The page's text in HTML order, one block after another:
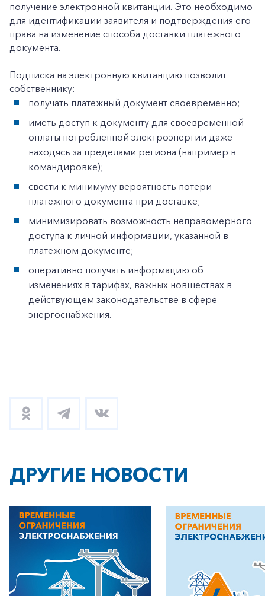
получение электронной квитанции. Это необходимо
для идентификации заявителя и подтверждения его
права на изменение способа доставки платежного
документа.
Подписка на электронную квитанцию позволит
собственнику:
получать платежный документ своевременно;
иметь доступ к документу для своевременной
оплаты потребленной электроэнергии даже
находясь за пределами региона (например в
командировке);
свести к минимуму вероятность потери
платежного документа при доставке;
минимизировать возможность неправомерного
доступа к личной информации, указанной в
платежном документе;
оперативно получать информацию об
изменениях в тарифах, важных новшествах в
действующем законодательстве в сфере
энергоснабжения.
ДРУГИЕ НОВОСТИ